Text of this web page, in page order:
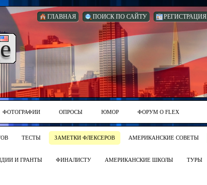
РЕГИСТРАЦИЯ
ПОИСК ПО САЙТУ
ГЛАВНАЯ
ФОТОГРАФИИ ОПРОСЫ ЮМОР ФОРУМ О FLEX
ТЕСТЫ ЗАМЕТКИ ФЛЕКСЕРОВ АМЕРИКАНСКИЕ СОВЕТЫ
И ГРАНТЫ ФИНАЛИСТУ АМЕРИКАНСКИЕ ШКОЛЫ ТУРЫ